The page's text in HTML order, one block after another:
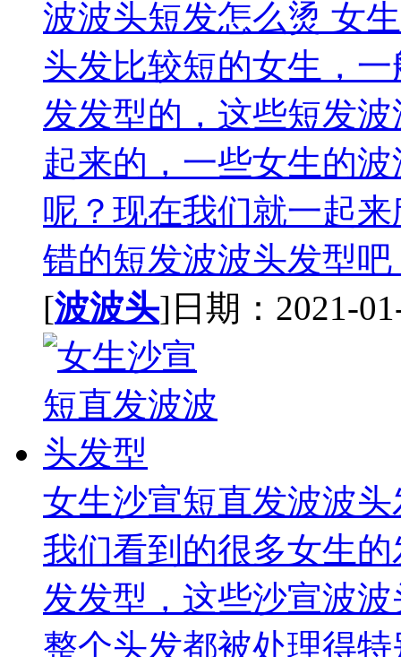
波波头短发怎么烫 女
头发比较短的女生，
发发型的，这些短发
起来的，一些女生的
呢？现在我们就一起
错的短发波波头发型
[波波头]日期：2021-
女生沙宣短直发波波头
我们看到的很多女生
发发型，这些沙宣波
整个头发都被处理得